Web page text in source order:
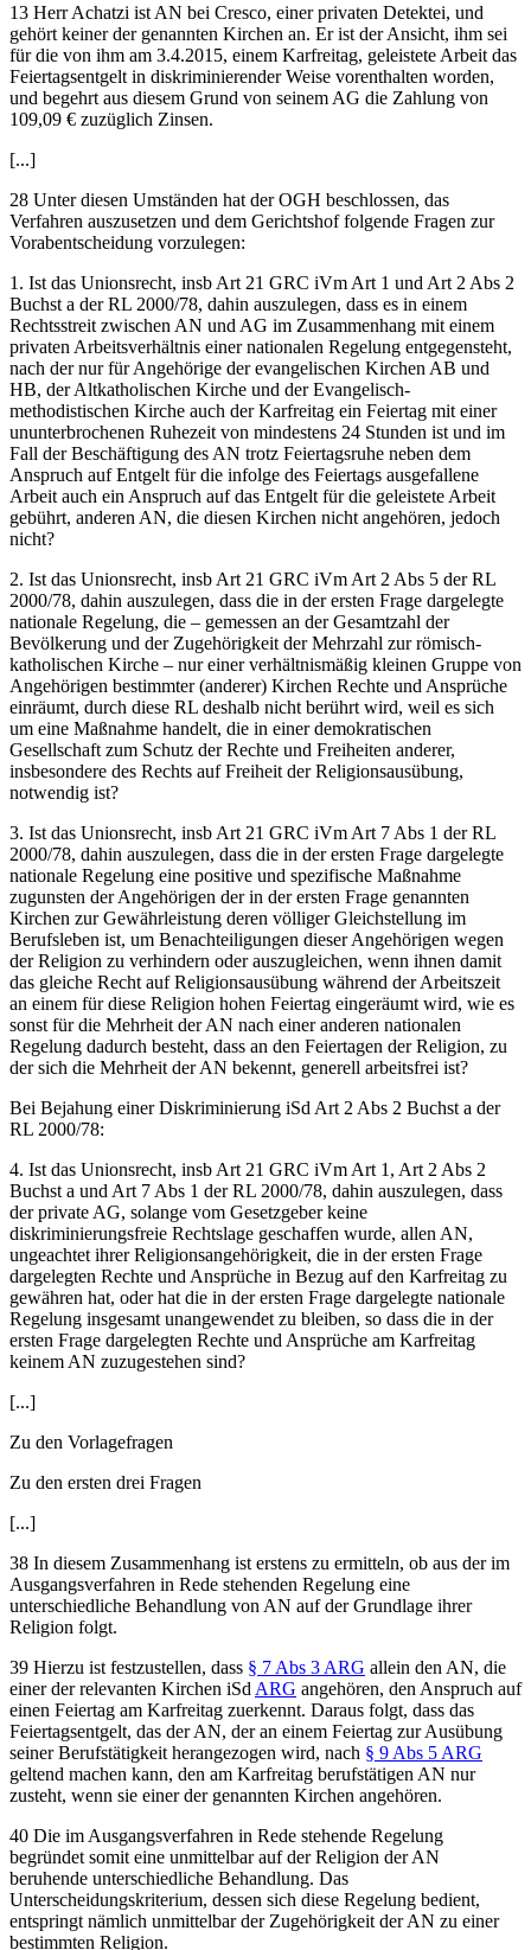
13 HerrAchatzi ist AN bei Cresco, einer privaten Detektei, und
gehört keiner der genannten Kirchen an. Er ist der Ansicht, ihm sei
für die von ihm am 3.4.2015, einem Karfreitag, geleistete Arbeit das
Feiertagsentgelt in diskriminierender Weise vorenthalten worden,
und begehrt aus diesem Grund von seinem AG die Zahlung von
109,09 € zuzüglich Zinsen.
[...]
28 Unter diesen Umständen hat der OGH beschlossen, das
Verfahren auszusetzen und dem Gerichtshof folgende Fragen zur
Vorabentscheidung vorzulegen:
1. Ist das Unionsrecht, insb Art 21 GRC iVm Art 1 und Art 2 Abs 2
Buchst a der RL 2000/78, dahin auszulegen, dass es in einem
Rechtsstreit zwischen AN und AG im Zusammenhang mit einem
privaten Arbeitsverhältnis einer nationalen Regelung entgegensteht,
nach der nur für Angehörige der evangelischen Kirchen AB und
HB, der Altkatholischen Kirche und der Evangelisch-
methodistischen Kirche auch der Karfreitag ein Feiertag mit einer
ununterbrochenen Ruhezeit von mindestens 24 Stunden ist und im
Fall der Beschäftigung des AN trotz Feiertagsruhe neben dem
Anspruch auf Entgelt für die infolge des Feiertags ausgefallene
Arbeit auch ein Anspruch auf das Entgelt für die geleistete Arbeit
gebührt, anderen AN, die diesen Kirchen nicht angehören, jedoch
nicht?
2. Ist das Unionsrecht, insb Art 21 GRC iVm Art 2 Abs 5 der RL
2000/78, dahin auszulegen, dass die in der ersten Frage dargelegte
nationale Regelung, die – gemessen an der Gesamtzahl der
Bevölkerung und der Zugehörigkeit der Mehrzahl zur römisch-
katholischen Kirche – nur einer verhältnismäßig kleinen Gruppe von
Angehörigen bestimmter (anderer) Kirchen Rechte und Ansprüche
einräumt, durch diese RL deshalb nicht berührt wird, weil es sich
um eine Maßnahme handelt, die in einer demokratischen
Gesellschaft zum Schutz der Rechte und Freiheiten anderer,
insbesondere des Rechts auf Freiheit der Religionsausübung,
notwendig ist?
3. Ist das Unionsrecht, insb Art 21 GRC iVm Art 7 Abs 1 der RL
2000/78, dahin auszulegen, dass die in der ersten Frage dargelegte
nationale Regelung eine positive und spezifische Maßnahme
zugunsten der Angehörigen der in der ersten Frage genannten
Kirchen zur Gewährleistung deren völliger Gleichstellung im
Berufsleben ist, um Benachteiligungen dieser Angehörigen wegen
der Religion zu verhindern oder auszugleichen, wenn ihnen damit
das gleiche Recht auf Religionsausübung während der Arbeitszeit
an einem für diese Religion hohen Feiertag eingeräumt wird, wie es
sonst für die Mehrheit der AN nach einer anderen nationalen
Regelung dadurch besteht, dass an den Feiertagen der Religion, zu
der sich die Mehrheit der AN bekennt, generell arbeitsfrei ist?
Bei Bejahung einer Diskriminierung iSd Art 2 Abs 2 Buchst a der
RL 2000/78:
4. Ist das Unionsrecht, insb Art 21 GRC iVm Art 1, Art 2 Abs 2
Buchst a und Art 7 Abs 1 der RL 2000/78, dahin auszulegen, dass
der private AG, solange vom Gesetzgeber keine
diskriminierungsfreie Rechtslage geschaffen wurde, allen AN,
ungeachtet ihrer Religionsangehörigkeit, die in der ersten Frage
dargelegten Rechte und Ansprüche in Bezug auf den Karfreitag zu
gewähren hat, oder hat die in der ersten Frage dargelegte nationale
Regelung insgesamt unangewendet zu bleiben, so dass die in der
ersten Frage dargelegten Rechte und Ansprüche am Karfreitag
keinem AN zuzugestehen sind?
[...]
Zu den Vorlagefragen
Zu den ersten drei Fragen
[...]
38 In diesem Zusammenhang ist erstens zu ermitteln, ob aus der im
Ausgangsverfahren in Rede stehenden Regelung eine
unterschiedliche Behandlung von AN auf der Grundlage ihrer
Religion folgt.
39 Hierzu ist festzustellen, dass § 7 Abs 3 ARG allein den AN, die
einer der relevanten Kirchen iSd ARG angehören, den Anspruch auf
einen Feiertag am Karfreitag zuerkennt. Daraus folgt, dass das
Feiertagsentgelt, das der AN, der an einem Feiertag zur Ausübung
seiner Berufstätigkeit herangezogen wird, nach § 9 Abs 5 ARG
geltend machen kann, den am Karfreitag berufstätigen AN nur
zusteht, wenn sie einer der genannten Kirchen angehören.
40 Die im Ausgangsverfahren in Rede stehende Regelung
begründet somit eine unmittelbar auf der Religion der AN
beruhende unterschiedliche Behandlung. Das
Unterscheidungskriterium, dessen sich diese Regelung bedient,
entspringt nämlich unmittelbar der Zugehörigkeit der AN zu einer
bestimmten Religion.